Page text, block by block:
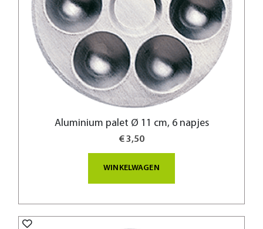
Aluminium palet Ø 11 cm, 6 napjes
€ 3,50
WINKELWAGEN